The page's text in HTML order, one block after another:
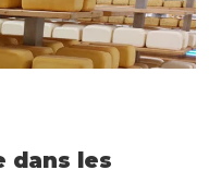
dans les